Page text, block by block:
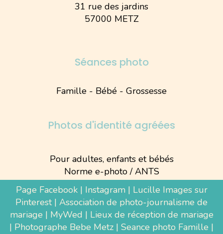
31 rue des jardins
57000 METZ
Séances photo
Famille - Bébé - Grossesse
Photos d'identité agréées
Pour adultes, enfants et bébés
Norme e-photo / ANTS
Page Facebook| Instagram| Lucille Images sur
Pinterest| Association de photo-journalisme de
mariage | MyWed | Lieux de réception de mariage
| Photographe Bebe Metz | Seance photo Famille |